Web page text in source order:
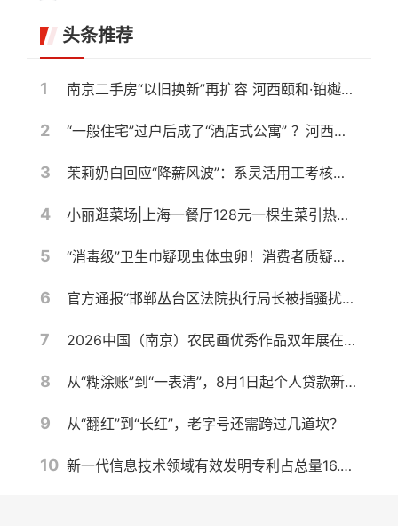
头条推荐
1 南京二手房“以旧换新”再扩容 河西颐和·铂樾府纳入置换范围，共计10盘可选
2 “一般住宅”过户后成了“酒店式公寓” ？河西一高档小区遭遇权证“变脸”，相关部门回应仍按住宅登记
3 茉莉奶白回应“降薪风波”：系灵活用工考核调整，与侵权案无关
4 小丽逛菜场|上海一餐厅128元一棵生菜引热议，记者带你10元以内复刻同款沙拉
5 “消毒级”卫生巾疑现虫体虫卵！消费者质疑产品安全，厂家称需核验样品
6 官方通报“邯郸丛台区法院执行局长被指骚扰女当事人并索贿”：不当言论通话录音确系郭红波本人，其已被停职，将进行严肃处理
7 2026中国（南京）农民画优秀作品双年展在宁开幕
8 从“糊涂账”到“一表清”，8月1日起个人贷款新规实施！对你我有何影响？
9 从“翻红”到“长红”，老字号还需跨过几道坎？
10 新一代信息技术领域有效发明专利占总量16.5%